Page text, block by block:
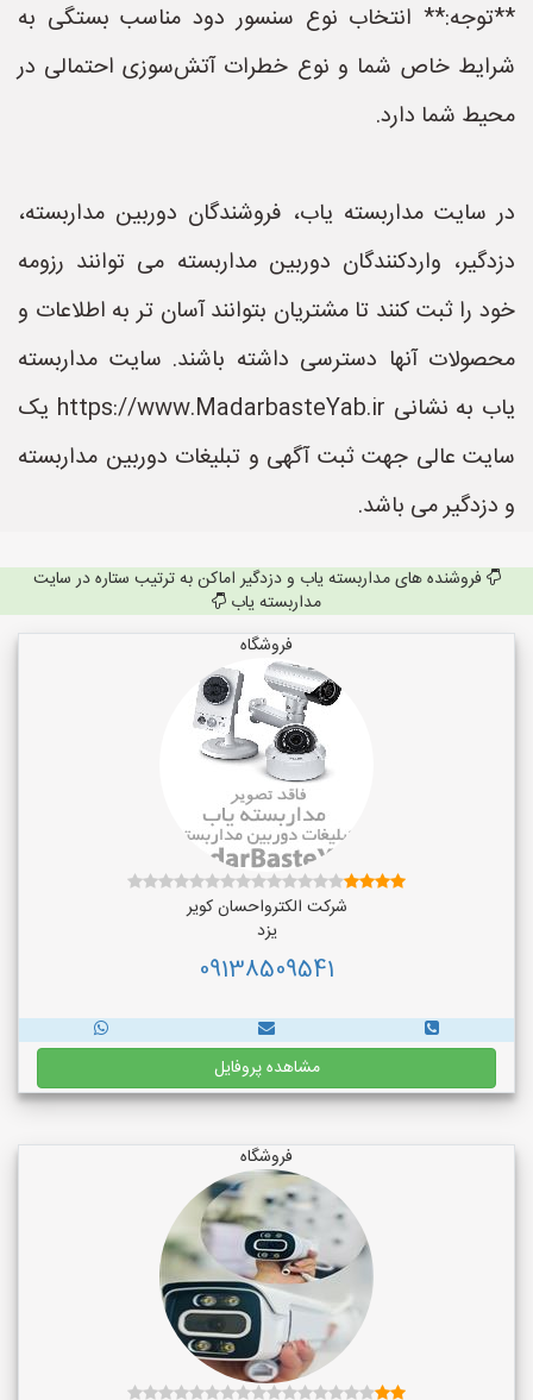
**توجه:** انتخاب نوع سنسور دود مناسب بستگی به
شرایط خاص شما و نوع خطرات آتش‌سوزی احتمالی در
محیط شما دارد.
در سایت مداربسته یاب، فروشندگان دوربین مداربسته،
دزدگیر، واردکنندگان دوربین مداربسته می توانند رزومه
خود را ثبت کنند تا مشتریان بتوانند آسان تر به اطلاعات و
محصولات آنها دسترسی داشته باشند. سایت مداربسته
یاب به نشانی https://www.MadarbasteYab.ir یک
سایت عالی جهت ثبت آگهی و تبلیغات دوربین مداربسته
و دزدگیر می باشد.
فروشنده های مداربسته یاب و دزدگیر اماکن به ترتیب ستاره در سایت
مداربسته یاب
فروشگاه
شرکت الکترواحسان کویر
یزد
09138509541
مشاهده پروفایل
فروشگاه